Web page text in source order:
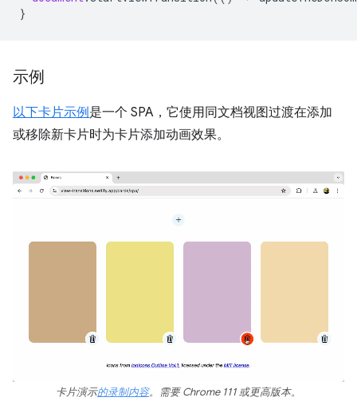
}
示例
以下卡片示例是一个 SPA，它使用同文档视图过渡在添加
或移除新卡片时为卡片添加动画效果。
卡片演示的录制内容。需要 Chrome 111 或更高版本。